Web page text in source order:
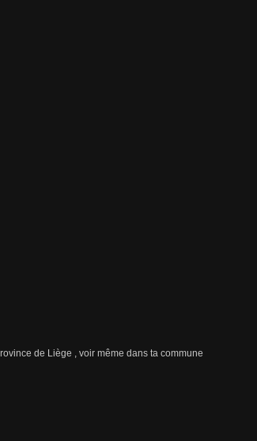
de Liège , voir même dans ta commune